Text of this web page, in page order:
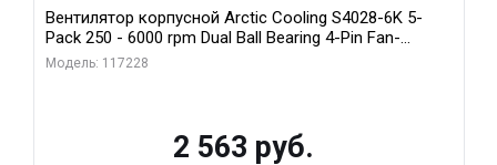
Вентилятор корпусной Arctic Cooling S4028-6K 5-
Pack 250 - 6000 rpm Dual Ball Bearing 4-Pin Fan-
Connector (ACFAN00273A)
Модель: 117228
2 563 руб.